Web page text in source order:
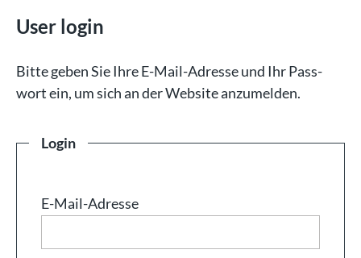
User login
Bit­te ge­ben Sie Ih­re E-Mail-Adresse und Ihr Pass­
wort ein, um sich an der Web­site an­zu­mel­den.
Login
E-Mail-Adresse